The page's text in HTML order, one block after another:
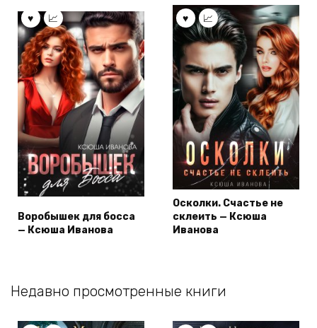
Воробышек для босса
— Ксюша Иванова
Осколки. Счастье не
склеить — Ксюша
Иванова
Недавно просмотренные книги